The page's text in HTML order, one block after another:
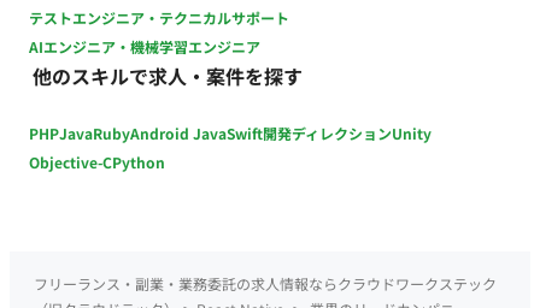
テストエンジニア・テクニカルサポート
AIエンジニア・機械学習エンジニア
他のスキルで求人・案件を探す
PHPJavaRubyAndroid JavaSwift開発ディレクションUnity
Objective-CPython
フリーランス・副業・業務委託の求人情報ならクラウドワークステック